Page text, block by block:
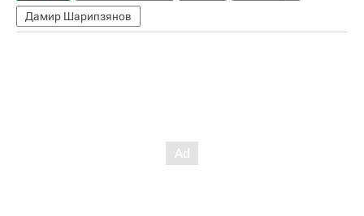
Дамир Шарипзянов